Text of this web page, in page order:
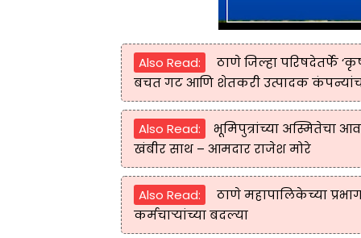
Also Read:
ठाणे जिल्हा परिषदेतर्फे
बचत गट आणि शेतकरी उत्पादक
Also Read:
भूमिपुत्रांच्या अस्मितेचा
खंबीर साथ – आमदार राजेश मोरे
Also Read:
ठाणे महापालिकेच्या
कर्मचाऱ्यांच्या बदल्या